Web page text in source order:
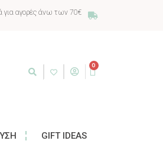
για αγορές άνω των 70€
0
GIFT IDEAS